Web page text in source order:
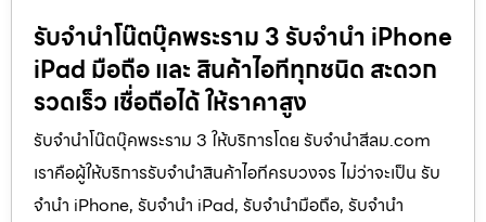
รับจำนำโน๊ตบุ๊คพระราม 3 รับจำนำ iPhone
iPad มือถือ และ สินค้าไอทีทุกชนิด สะดวก
รวดเร็ว เชื่อถือได้ ให้ราคาสูง
รับจำนำโน๊ตบุ๊คพระราม 3 ให้บริการโดย รับจํานําสีลม.com
เราคือผู้ให้บริการรับจำนำสินค้าไอทีครบวงจร ไม่ว่าจะเป็น รับ
จำนำ iPhone, รับจำนำ iPad, รับจำนำมือถือ, รับจำนำ